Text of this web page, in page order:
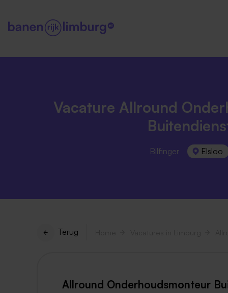
Vacature Allround
Bilfinger Elsloo
Terug
Allround Onderhoudsmonteur